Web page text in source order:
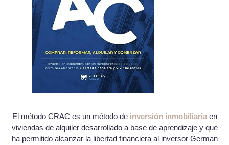
El método CRAC es un método de inversión inmobiliariaen
viviendas de alquiler desarrollado a base de aprendizaje y que
ha permitido alcanzar la libertad financiera al inversor German